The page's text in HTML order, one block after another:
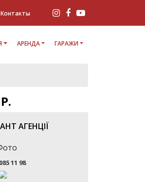
Контакты
АРЕНДА ГАРАЖИ
АГЕНЦІЇ
11 98